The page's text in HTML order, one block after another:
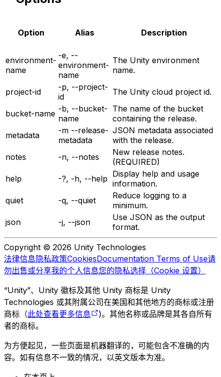
Option Alias Description
environment-
name
-e, --
environment-
name
The Unity environment
name.
project-id
-p, --project-
id
The Unity cloud project id.
bucket-name -b, --bucket-
name
The name of the bucket
containing the release.
metadata
-m --release-
metadata
JSON metadata associated
with the release.
notes
-n, --notes
New release notes.
(REQUIRED)
help
-?, -h, --help Display help and usage
information.
quiet
-q, --quiet
Reduce logging to a
minimum.
json
-j, --json
Use JSON as the output
format.
Copyright © 2026 Unity Technologies
法律信息隐私政策CookiesDocumentation Terms of Use请
勿出售或分享我的个人信息您的隐私选择（Cookie 设置）
“Unity”、Unity 徽标及其他 Unity 商标是 Unity
Technologies 或其附属公司在美国和其他地方的商标或注册
商标（此处查看更多信息
)。其他名称或品牌是其各自所有
者的商标。
为方便起见，一些页面是机器翻译的，可能包含不准确的内
容。如有信息不一致的情况，以英文版本为准。